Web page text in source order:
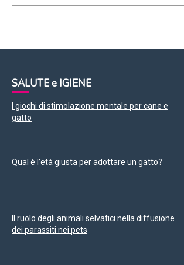
SALUTE e IGIENE
I giochi di stimolazione mentale per cane e
gatto
Qual è l’età giusta per adottare un gatto?
Il ruolo degli animali selvatici nella diffusione
dei parassiti nei pets